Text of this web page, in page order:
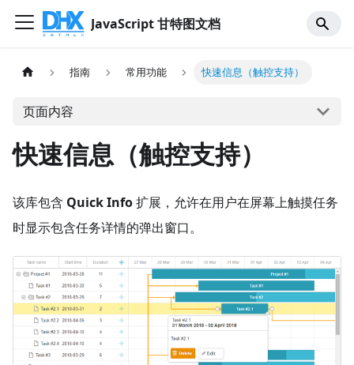
JavaScript 甘特图文档
指南 常用功能 快速信息（触控支持）
页面内容
快速信息（触控支持）
该库包含 Quick Info扩展，允许在用户在屏幕上触摸任务
时显示包含任务详情的弹出窗口。